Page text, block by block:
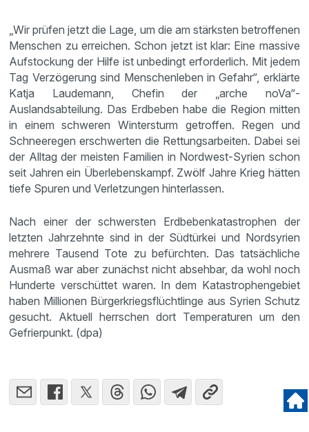
„Wir prüfen jetzt die Lage, um die am stärksten betroffenen
Menschen zu erreichen. Schon jetzt ist klar: Eine massive
Aufstockung der Hilfe ist unbedingt erforderlich. Mit jedem
Tag Verzögerung sind Menschenleben in Gefahr“, erklärte
Katja Laudemann, Chefin der „arche noVa“-
Auslandsabteilung. Das Erdbeben habe die Region mitten
in einem schweren Wintersturm getroffen. Regen und
Schneeregen erschwerten die Rettungsarbeiten. Dabei sei
der Alltag der meisten Familien in Nordwest-Syrien schon
seit Jahren ein Überlebenskampf. Zwölf Jahre Krieg hätten
tiefe Spuren und Verletzungen hinterlassen.
Nach einer der schwersten Erdbebenkatastrophen der
letzten Jahrzehnte sind in der Südtürkei und Nordsyrien
mehrere Tausend Tote zu befürchten. Das tatsächliche
Ausmaß war aber zunächst nicht absehbar, da wohl noch
Hunderte verschüttet waren. In dem Katastrophengebiet
haben Millionen Bürgerkriegsflüchtlinge aus Syrien Schutz
gesucht. Aktuell herrschen dort Temperaturen um den
Gefrierpunkt. (dpa)